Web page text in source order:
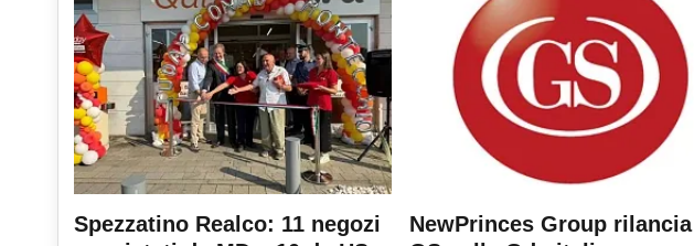
Spezzatino Realco: 11 negozi
NewPrinces Group rilancia